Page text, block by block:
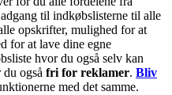
til indkøbslisterne til alle
opskrifter, mulighed for at
for at lave dine egne
hvor du også selv kan
også fri for reklamer. Bliv
med det samme.